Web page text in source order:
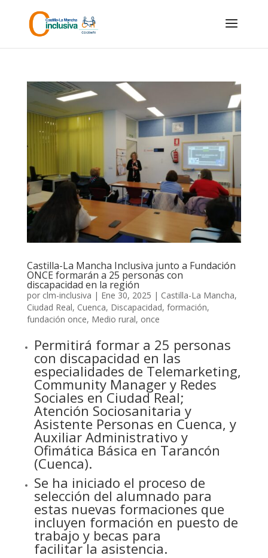
Castilla-La Mancha Inclusiva junto a Fundación
ONCE formarán a 25 personas con
discapacidad en la región
por clm-inclusiva | Ene 30, 2025 | Castilla-La Mancha,
Ciudad Real, Cuenca, Discapacidad, formación,
fundación once, Medio rural, once
Permitirá formar a 25 personas
con discapacidad en las
especialidades de Telemarketing,
Community Manager y Redes
Sociales en Ciudad Real;
Atención Sociosanitaria y
Asistente Personas en Cuenca, y
Auxiliar Administrativo y
Ofimática Básica en Tarancón
(Cuenca).
Se ha iniciado el proceso de
selección del alumnado para
estas nuevas formaciones que
incluyen formación en puesto de
trabajo y becas para
facilitar la asistencia.